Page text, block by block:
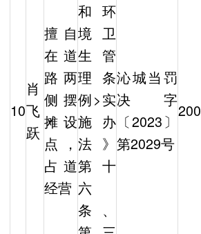
10
肖
飞
跃
擅自
在道
路两
侧摆
摊设
点，
占道
经营
和环
境卫
生管
理条
例>实
施办
法》
第十
六
条、
沁城当罚
决字
〔2023〕
第2029号
200